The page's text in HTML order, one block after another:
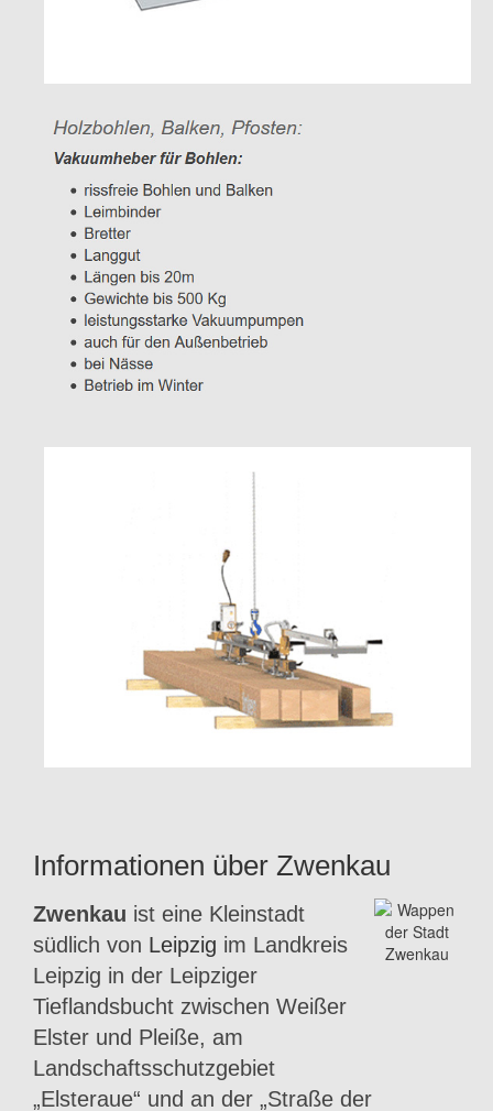
Informationen über Zwenkau
Zwenkau ist eine Kleinstadt
südlich von Leipzig im Landkreis
Leipzig in der Leipziger
Tieflandsbucht zwischen Weißer
Elster und Pleiße, am
Landschaftsschutzgebiet
„Elsteraue“ und an der „Straße der